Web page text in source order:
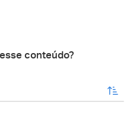
conteúdo?
enviar